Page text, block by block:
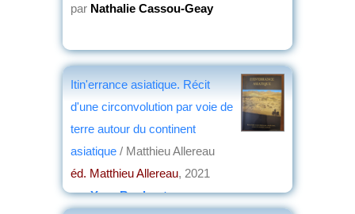
par Nathalie Cassou-Geay
Itin'errance asiatique. Récit
d'une circonvolution par voie de
terre autour du continent
asiatique / Matthieu Allereau
éd. Matthieu Allereau, 2021
parYves Boulvert